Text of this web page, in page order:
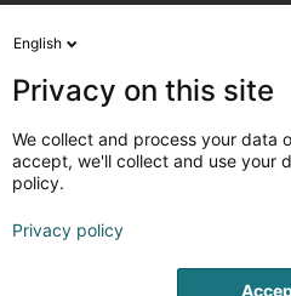
English
Privacy on this site
We collect and process your data
accept, we'll collect and use your
policy.
Privacy policy